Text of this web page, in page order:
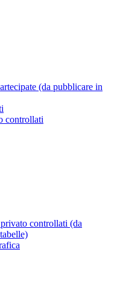
(da pubblicare in
controllati
controllati (da